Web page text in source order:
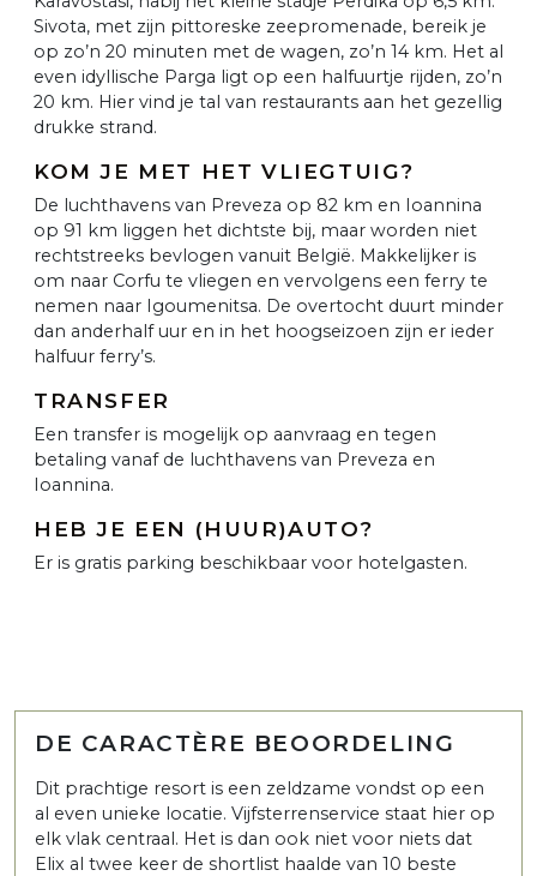
Sivota, met zijn pittoreske zeepromenade, bereik je
op zo’n 20 minuten met de wagen, zo’n 14 km. Het al
even idyllische Parga ligt op een halfuurtje rijden, zo’n
20 km. Hier vind je tal van restaurants aan het gezellig
drukke strand.
KOM JE MET HET VLIEGTUIG?
De luchthavens van Preveza op 82 km en Ioannina
op 91 km liggen het dichtste bij, maar worden niet
rechtstreeks bevlogen vanuit België. Makkelijker is
om naar Corfu te vliegen en vervolgens een ferry te
nemen naar Igoumenitsa. De overtocht duurt minder
dan anderhalf uur en in het hoogseizoen zijn er ieder
halfuur ferry’s.
TRANSFER
Een transfer is mogelijk op aanvraag en tegen
betaling vanaf de luchthavens van Preveza en
Ioannina.
HEB JE EEN (HUUR)AUTO?
Er is gratis parking beschikbaar voor hotelgasten.
DE CARACTÈRE BEOORDELING
Dit prachtige resort is een zeldzame vondst op een
al even unieke locatie. Vijfsterrenservice staat hier op
elk vlak centraal. Het is dan ook niet voor niets dat
Elix al twee keer de shortlist haalde van 10 beste